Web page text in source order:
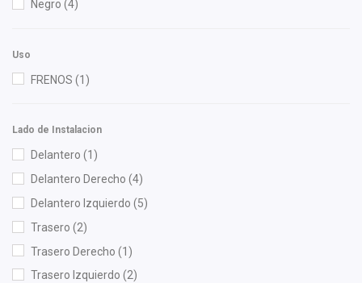
Negro (4)
Uso
FRENOS (1)
Lado de Instalacion
Delantero (1)
Delantero Derecho (4)
Delantero Izquierdo (5)
Trasero (2)
Trasero Derecho (1)
Trasero Izquierdo (2)